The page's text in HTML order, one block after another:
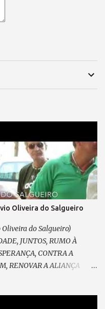
Oliveira do Salgueiro
Oliveira do Salgueiro)
JUNTOS, RUMO À
CONTRA A
RENOVAR A ALIANÇA